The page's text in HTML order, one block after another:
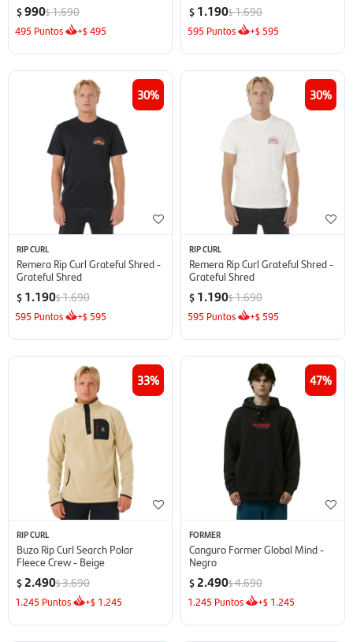
$990$1.690
495 Puntos +$495
$ 1.190$1.690
595 Puntos +$ 595
30
RIP CURL
Remera Rip Curl Grateful Shred -
Grateful Shred
$ 1.190$1.690
595 Puntos +$ 595
30
RIP CURL
Remera Rip Curl Grateful Shred -
Grateful Shred
$ 1.190$1.690
595 Puntos +$ 595
33
RIP CURL
Buzo Rip Curl Search Polar
Fleece Crew - Beige
$ 2.490$3.690
1.245 Puntos +$ 1.245
47
FORMER
Canguro Former Global Mind -
Negro
$ 2.490$4.690
1.245 Puntos +$ 1.245